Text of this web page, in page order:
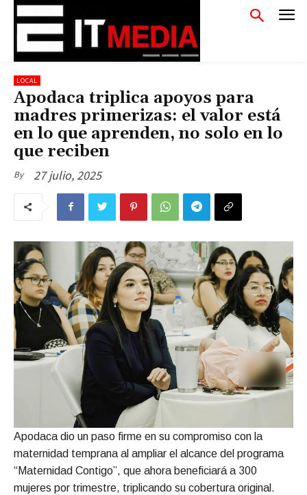
LOCAL
Apodaca triplica apoyos para
madres primerizas: el valor está
en lo que aprenden, no solo en lo
que reciben
By 27 julio, 2025
Apodaca dio un paso firme en su compromiso con la
maternidad temprana al ampliar el alcance del programa
“Maternidad Contigo”, que ahora beneficiará a 300
mujeres por trimestre, triplicando su cobertura original.